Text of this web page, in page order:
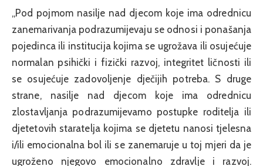
„Pod pojmom nasilje nad djecom koje ima odrednicu
zanemarivanja podrazumijevaju se odnosi i ponašanja
pojedinca ili institucija kojima se ugrožava ili osujećuje
normalan psihički i fizički razvoj, integritet ličnosti ili
se osujećuje zadovoljenje dječijih potreba. S druge
strane, nasilje nad djecom koje ima odrednicu
zlostavljanja podrazumijevamo postupke roditelja ili
djetetovih staratelja kojima se djetetu nanosi tjelesna
i/ili emocionalna bol ili se zanemaruje u toj mjeri da je
ugroženo njegovo emocionalno zdravlje i razvoj.